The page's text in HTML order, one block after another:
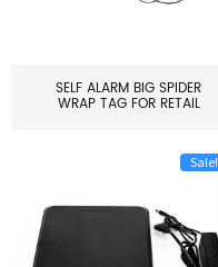
SELF ALARM BIG SPIDER
WRAP TAG FOR RETAIL
Sale!